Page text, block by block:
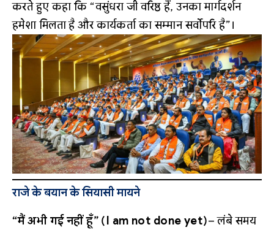
करते हुए कहा कि “वसुंधरा जी वरिष्ठ हैं, उनका मार्गदर्शन
हमेशा मिलता है और कार्यकर्ता का सम्मान सर्वोपरि है”।
राजे के बयान के सियासी मायने
“मैं अभी गई नहीं हूँ” (I am not done yet)– लंबे समय